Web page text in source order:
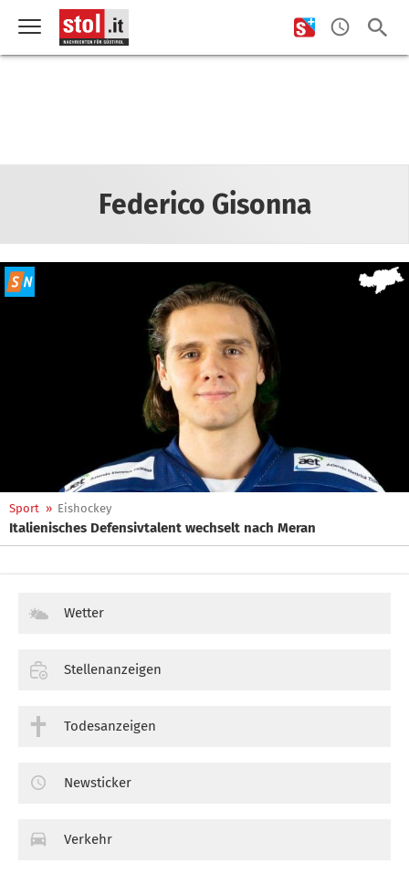
Federico Gisonna
Sport » Eishockey
Italienisches Defensivtalent wechselt nach Meran
Wetter
Stellenanzeigen
Todesanzeigen
Newsticker
Verkehr